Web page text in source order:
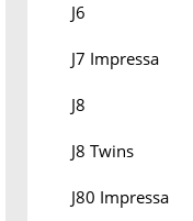
J6
J7 Impressa
J8
J8 Twins
J80 Impressa